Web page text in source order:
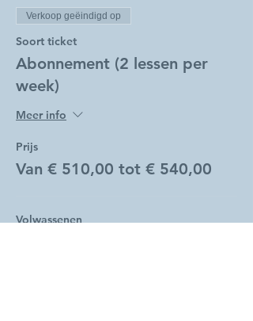
Verkoop geëindigd op
Soort ticket
Abonnement (2 lessen per
week)
Meer info
Prijs
Van € 510,00 tot € 540,00
Volwassenen